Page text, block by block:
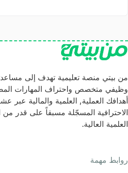
من بيتي منصة تعليمية تهدف إلى
وظيفي متخصص واحتراف المهارات
أهدافك العملية, العلمية والمالية عبر
الاحترافية المسجّلة مسبقاً على قدر من
العلمية العالية.
روابط مهمة